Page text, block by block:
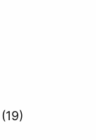
(19)